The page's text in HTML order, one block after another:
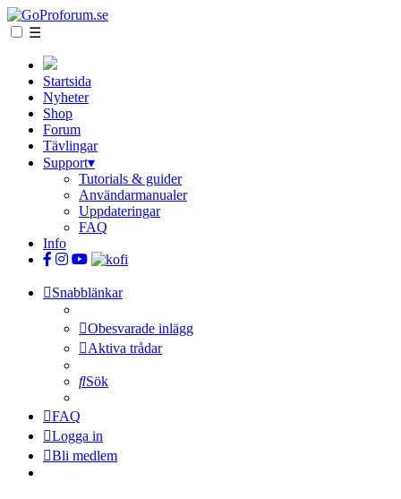
☰
Startsida
Nyheter
Shop
Forum
Tävlingar
Support▾
Tutorials & guider
Användarmanualer
Uppdateringar
FAQ
Info
Snabblänkar
Obesvarade inlägg
Aktiva trådar
Sök
FAQ
Logga in
Bli medlem